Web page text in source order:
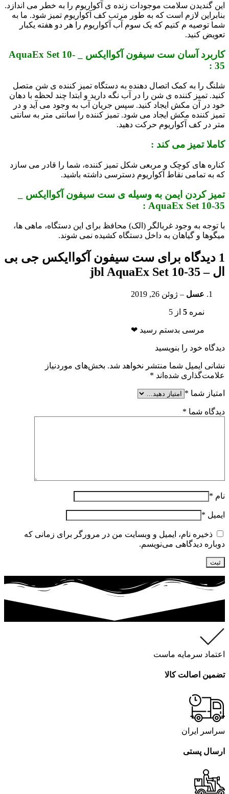
این گندیدن سلامت موجودات زنده ی آکواریوم را به خطر می اندازد.
بنابراین لازم است که به طور مرتب کف آکواریوم تمیز شود. ما به
شما توصیه م کنیم که یک سوم آب آکواریوم را هر دو هفته یکبار
تعویض کنید.
کاربرد آسان ست سیفون آکواایکس _ AquaEx Set 10-
35 :
شلنگ را به کمک اتصال دهنده به دستگاه تمیز کننده ی شن متصل
کنید. تمیز کننده ی شن را در آب نگه دارید و ابتدا چند لحظه با دهان
خود در آن مکش ایجاد کنید. سپس جریان آب به وجود می آید و در
تمیز کننده مکش ایجاد می شود. تمیز کننده را سانتی متر به سانتی
متر در کف آکواریوم حرکت دهید.
کاملا تمیز می کند :
کناره های کوچک و مربعی شکل تمیز کننده، شما را قادر می سازد
که به تمامی نقاط آکواریوم دسترسی داشته باشید.
تمیز کردن ایمن به وسیله ی ست سیفون آکواایکس _
AquaEx Set 10-35 :
با توجه به وجود غربالگر (الک) محافظ برای این دستگاه، ماهی ها،
میگوها و گیاهان به داخل دستگاه کشیده نمی شوند.
1 دیدگاه برای
ست سیفون آکواایکس جی بی
ال – jbl AquaEx Set 10-35
عسل – ژوئن 26, 2019
نمره 5 از 5
مرسی بدستم رسید ❤
دیدگاه خود را بنویسید
نشانی ایمیل شما منتشر نخواهد شد. بخش‌های موردنیاز
علامت‌گذاری شده‌اند *
امتیاز شما *
دیدگاه شما *
نام *
ایمیل *
ذخیره نام، ایمیل و وبسایت من در مرورگر برای زمانی که
دوباره دیدگاهی می‌نویسم.
اعتماد سرمایه ماست
تضمین اصالت کالا
سراسر ایران
ارسال پستی